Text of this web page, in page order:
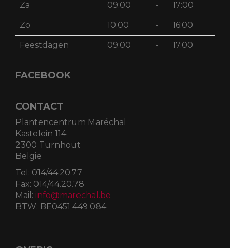
Za 09:00 - 17:00
Zo 10:00 - 16:00
Feestdagen 09:00 - 17.00
FACEBOOK
CONTACT
Plantencentrum Maréchal
Kastelein 114
2300 Turnhout
België
Tel: 014/44.20.77
Fax: 014/44.20.78
Mail: info@marechal.be
BTW: BE0451 449 084